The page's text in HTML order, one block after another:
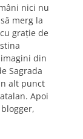
nici nu
merg la
graţie de
din
Sagrada
alt punct
Apoi